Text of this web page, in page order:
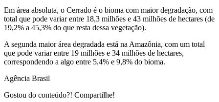
Em área absoluta, o Cerrado é o bioma com maior degradação, com
total que pode variar entre 18,3 milhões e 43 milhões de hectares (de
19,2% a 45,3% do que resta dessa vegetação).
A segunda maior área degradada está na Amazônia, com um total
que pode variar entre 19 milhões e 34 milhões de hectares,
correspondendo a algo entre 5,4% e 9,8% do bioma.
Agência Brasil
Gostou do conteúdo?! Compartilhe!